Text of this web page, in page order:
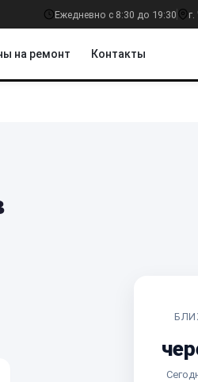
Ежедневно с 8:30 до 19:30
на ремонт Контакты